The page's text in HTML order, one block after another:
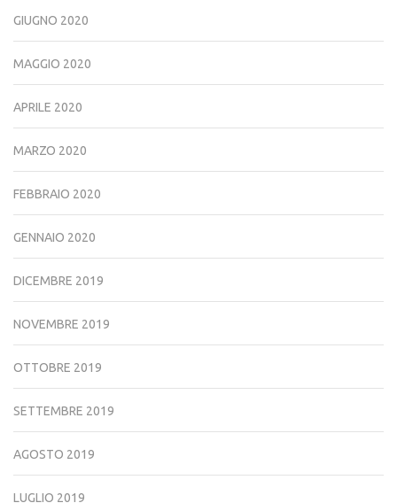
GIUGNO 2020
MAGGIO 2020
APRILE 2020
MARZO 2020
FEBBRAIO 2020
GENNAIO 2020
DICEMBRE 2019
NOVEMBRE 2019
OTTOBRE 2019
SETTEMBRE 2019
AGOSTO 2019
LUGLIO 2019